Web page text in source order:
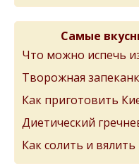
Самые
Что можно испечь
Творожная
Как приготовить
Диетический
Как солить и